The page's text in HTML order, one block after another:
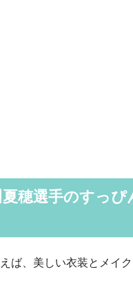
夏穂選手のすっぴ
ば、美しい衣装とメイ